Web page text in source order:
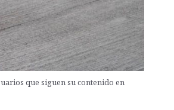
que siguen su contenido en